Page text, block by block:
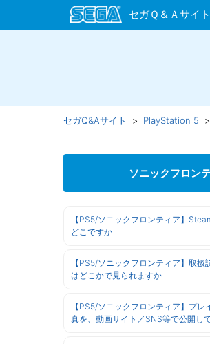
セガQ&Aサイト PlayStation 5
ソニックフロン
【PS5/ソニックフロンティア】
どこですか
【PS5/ソニックフロンティア】取扱
はどこかで見られますか
【PS5/ソニックフロンティア】プ
真を、動画サイト／SNS等で公開し